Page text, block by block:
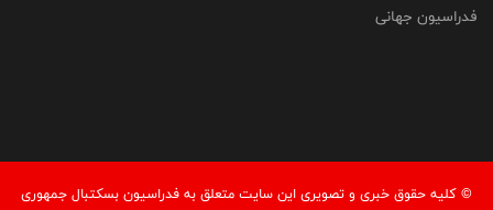
فدراسیون جهانی
© کليه حقوق خبری و تصويری اين سايت متعلق به فدراسیون بسکتبال جمهوری